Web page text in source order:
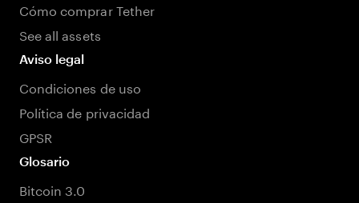
Cómo comprar Tether
See all assets
Aviso legal
Condiciones de uso
Política de privacidad
GPSR
Glosario
Bitcoin 3.0